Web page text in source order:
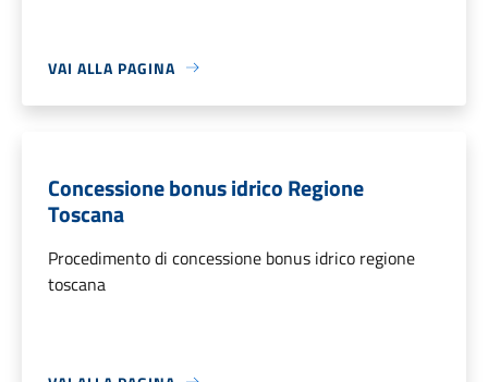
VAI ALLA PAGINA
Concessione bonus idrico Regione
Toscana
Procedimento di concessione bonus idrico regione
toscana